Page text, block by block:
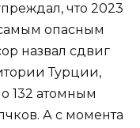
что 2023
опасным
назвал сдвиг
Турции,
132 атомным
А с момента